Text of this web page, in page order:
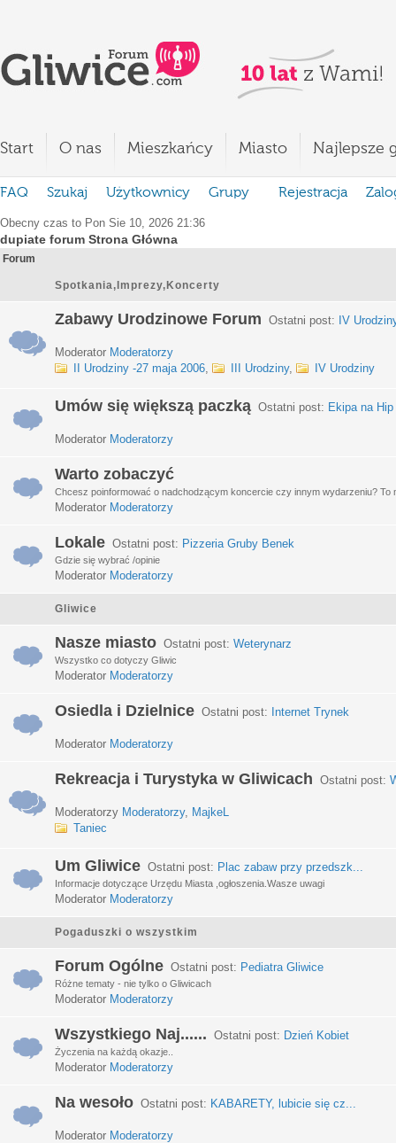
Start O nas Mieszkańcy Miasto Najlepsze
FAQ Szukaj Użytkownicy Grupy Rejestracja
Obecny czas to Pon Sie 10, 2026 21:36
dupiate forum Strona Główna
Forum
Spotkania,Imprezy,Koncerty
Zabawy Urodzinowe Forum Ostatni post: IV
Moderator Moderatorzy
II Urodziny -27 maja 2006, III Urodziny, IV Urodziny
Umów się większą paczką Ostatni post: Ekipa na
Moderator Moderatorzy
Warto zobaczyć
Chcesz poinformować o nadchodzącym koncercie czy innym wydarzeniu? To
Moderator Moderatorzy
Lokale Ostatni post: Pizzeria Gruby Benek
Gdzie się wybrać /opinie
Moderator Moderatorzy
Gliwice
Nasze miasto Ostatni post: Weterynarz
Wszystko co dotyczy Gliwic
Moderator Moderatorzy
Osiedla i Dzielnice Ostatni post: Internet Trynek
Moderator Moderatorzy
Rekreacja i Turystyka w Gliwicach Ostatni post:
Moderatorzy Moderatorzy, MajkeL
Taniec
Um Gliwice Ostatni post: Plac zabaw przy przedszk...
Informacje dotyczące Urzędu Miasta ,ogłoszenia.Wasze uwagi
Moderator Moderatorzy
Pogaduszki o wszystkim
Forum Ogólne Ostatni post: Pediatra Gliwice
Różne tematy - nie tylko o Gliwicach
Moderator Moderatorzy
Wszystkiego Naj...... Ostatni post: Dzień Kobiet
Życzenia na każdą okazje..
Moderator Moderatorzy
Na wesoło Ostatni post: KABARETY, lubicie się cz...
Moderator Moderatorzy